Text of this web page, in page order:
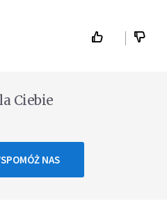
Ciebie
NAS